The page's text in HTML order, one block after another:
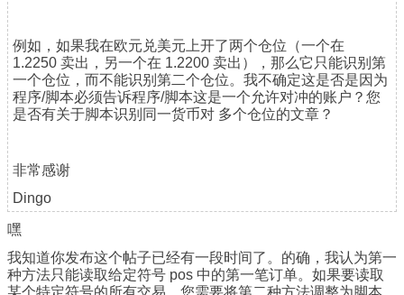
例如，如果我在欧元兑美元上开了两个仓位（一个在
1.2250 卖出，另一个在 1.2200 卖出），那么它只能识别第
一个仓位，而不能识别第二个仓位。我不确定这是否是因为
程序/脚本必须告诉程序/脚本这是一个允许对冲的账户？您
是否有关于脚本识别同一货币对 多个仓位的文章？
非常感谢
Dingo
嘿
我知道你发布这个帖子已经有一段时间了。的确，我认为第一
种方法只能读取给定符号 pos 中的第一笔订单。如果要读取